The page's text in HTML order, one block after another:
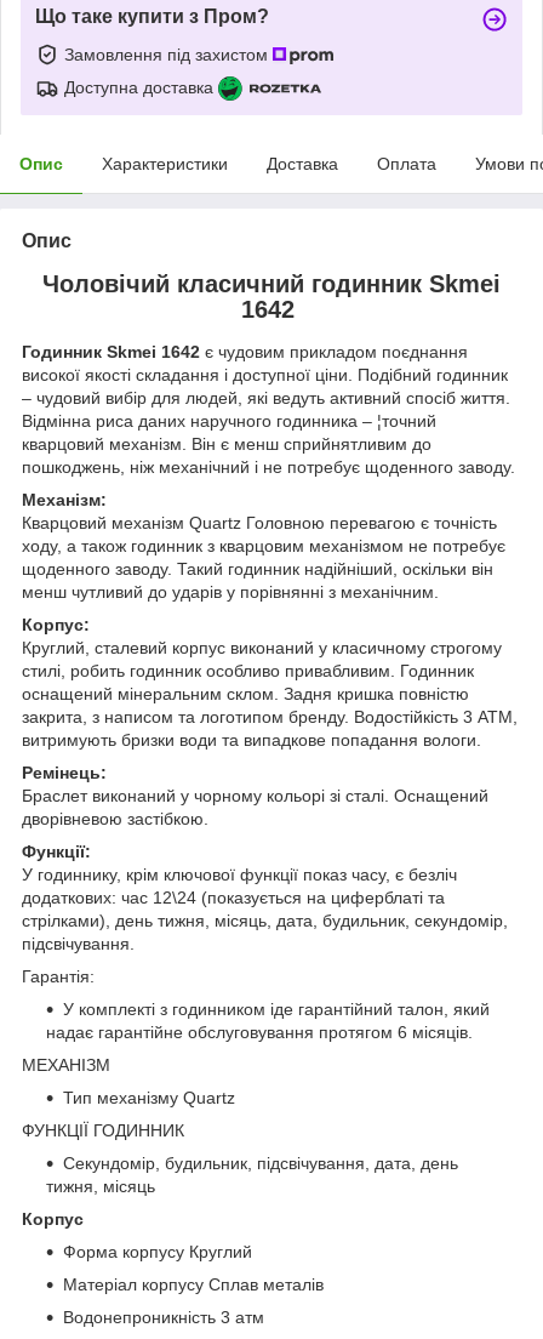
Що таке купити з Пром?
Замовлення під захистом
Доступна доставка
Опис Характеристики Доставка Оплата Умови
Опис
Чоловічий класичний годинник Skmei
1642
Годинник Skmei 1642 є чудовим прикладом поєднання
високої якості складання і доступної ціни. Подібний годинник
– чудовий вибір для людей, які ведуть активний спосіб життя.
Відмінна риса даних наручного годинника – ¦точний
кварцовий механізм. Він є менш сприйнятливим до
пошкоджень, ніж механічний і не потребує щоденного заводу.
Механізм:
Кварцовий механізм Quartz Головною перевагою є точність
ходу, а також годинник з кварцовим механізмом не потребує
щоденного заводу. Такий годинник надійніший, оскільки він
менш чутливий до ударів у порівнянні з механічним.
Корпус:
Круглий, сталевий корпус виконаний у класичному строгому
стилі, робить годинник особливо привабливим. Годинник
оснащений мінеральним склом. Задня кришка повністю
закрита, з написом та логотипом бренду. Водостійкість 3 АТМ,
витримують бризки води та випадкове попадання вологи.
Ремінець:
Браслет виконаний у чорному кольорі зі сталі. Оснащений
дворівневою застібкою.
Функції:
У годиннику, крім ключової функції показ часу, є безліч
додаткових: час 12\24 (показується на циферблаті та
стрілками), день тижня, місяць, дата, будильник, секундомір,
підсвічування.
Гарантія:
У комплекті з годинником іде гарантійний талон, який
надає гарантійне обслуговування протягом 6 місяців.
МЕХАНІЗМ
Тип механізму Quartz
ФУНКЦІЇ ГОДИННИК
Секундомір, будильник, підсвічування, дата, день
тижня, місяць
Корпус
Форма корпусу Круглий
Матеріал корпусу Сплав металів
Водонепроникність 3 атм